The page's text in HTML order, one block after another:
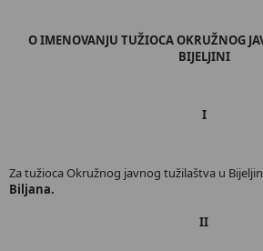
O IMENOVANJU TUŽIOCA OKRUŽNOG
BIJELJINI
I
Za tužioca Okružnog javnog tužilaštva u
Biljana.
II